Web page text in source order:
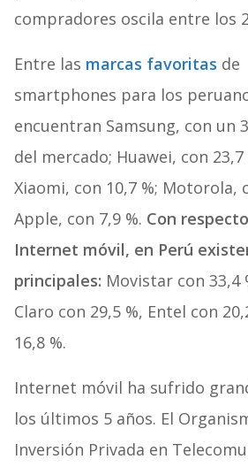
compradores oscila entre los
Entre las marcas favoritas de
smartphones para los
encuentran Samsung, con un
del mercado; Huawei, con 23,7
Xiaomi, con 10,7 %; Motorola,
Apple, con 7,9 %. Con
Internet móvil, en Perú
principales: Movistar con 33,4
Claro con 29,5 %, Entel con
16,8 %.
Internet móvil ha sufrido
los últimos 5 años. El
Inversión Privada en